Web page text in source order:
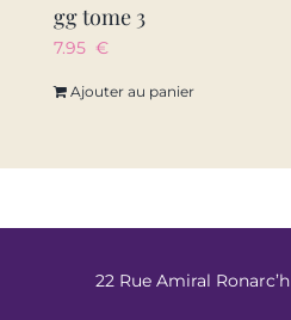
gg tome 3
7.95 €
Ajouter au panier
22 Rue Amiral